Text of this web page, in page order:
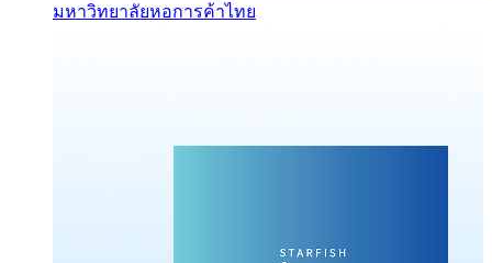
มหาวิทยาลัยหอการค้าไทย